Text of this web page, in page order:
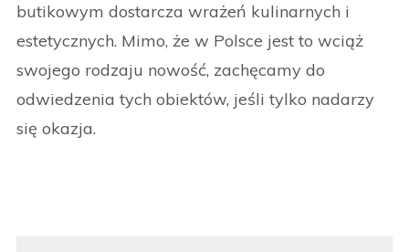
butikowym dostarcza wrażeń kulinarnych i
estetycznych. Mimo, że w Polsce jest to wciąż
swojego rodzaju nowość, zachęcamy do
odwiedzenia tych obiektów, jeśli tylko nadarzy
się okazja.